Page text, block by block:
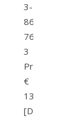
3-
86552-
765-
3
Preis:
€
13,99
[D]